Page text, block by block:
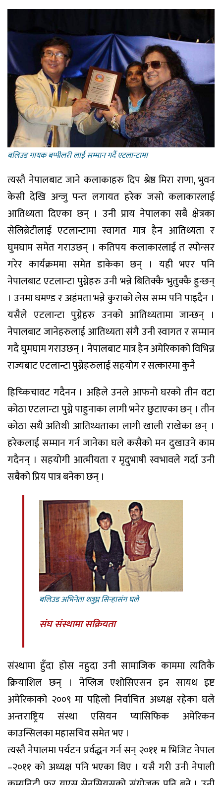
बलिउड गायक बप्पीलरी लाई सम्मान गर्दै एटलान्टामा
त्यस्तै नेपालबाट जाने कलाकाहरु दिप श्रेष्ठ मिरा राणा, भुवन
केसी देखि अन्जु पन्त लगायत हरेक जसो कलाकारलाई
आतिथ्यता दिएका छन् । उनी प्राय नेपालका सबै क्षेत्रका
सेलिब्रेटीलाई एटलान्टामा स्वागत मात्र हैन आतिथ्यता र
घुमघाम समेत गराउछन् । कतिपय कलाकारलाई त स्पोन्सर
गरेर कार्यक्रममा समेत डाकेका छन् । यही भएर पनि
नेपालबाट एटलान्टा पुग्नेहरु उनी भन्ने बितिक्कै भुतुक्कै हुन्छन्
। उनमा घमण्ड र अहंमता भन्ने कुराको लेस सम्म पनि पाइदैन ।
यसैले एटलान्टा पुग्नेहरु उनको आतिथ्यतामा जान्छन् ।
नेपालबाट जानेहरुलाई आतिथ्यता संगै उनी स्वागत र सम्मान
गदै घुमघाम गराउछन् । नेपालबाट मात्र हैन अमेरिकाको विभिन्न
राज्यबाट एटलान्टा पुग्नेहरुलाई सहयोग र सत्कारमा कुनै
हिच्किचावट गदैनन । अहिले उनले आफनो घरको तीन वटा
कोठा एटलान्टा पुग्ने पाहुनाका लागी भनेर छुटाएका छन् । तीन
कोठा सधै अतिथी आतिथ्यताका लागी खाली राखेका छन् ।
हरेकलाई सम्मान गर्न जानेका घले कसैको मन दुखाउने काम
गदैनन् । सहयोगी आत्मीयता र मृदुभाषी स्वभावले गर्दा उनी
सबैको प्रिय पात्र बनेका छन् ।
बलिउड अभिनेता शत्रुघ्न सिन्हासंग घले
संघ संस्थामा सक्रियता
संस्थामा हुँदा होस नहुदा उनी सामाजिक काममा त्यतिकै
क्रियाशिल छन् । नेप्लिज एशोसिएसन इन सायथ इष्ट
अमेरिकाको २००९ मा पहिलो निर्वाचित अध्यक्ष रहेका घले
अन्तराष्ट्रिय संस्था एसियन प्यासिफिक अमेरिकन
काउन्सिलका महासचिव समेत भए ।
त्यस्तै नेपालमा पर्यटन प्रर्वद्धन गर्न सन् २०११ म भिजिट नेपाल
–२०११ को अध्यक्ष पनि भएका थिए । यसै गरी उनी नेपाली